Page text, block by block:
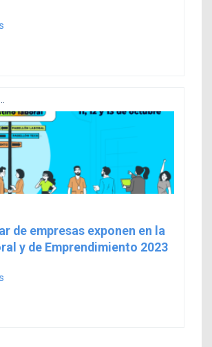
de empresas exponen en la
y de Emprendimiento 2023